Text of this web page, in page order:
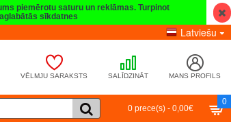
piemērotu saturu un reklāmas. Turpinot
sīkdatnes
Latviešu
VĒLMJU SARAKSTS SALĪDZINĀT MANS PROFILS
0 prece(s) - 0,00€
0